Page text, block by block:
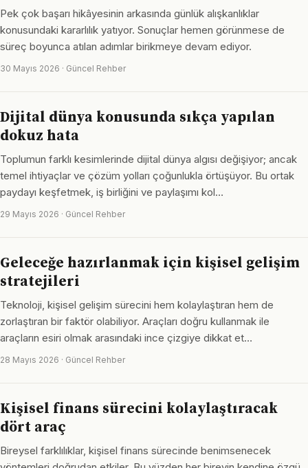
Pek çok başarı hikâyesinin arkasında günlük alışkanlıklar
konusundaki kararlılık yatıyor. Sonuçlar hemen görünmese de
süreç boyunca atılan adımlar birikmeye devam ediyor.
30 Mayıs 2026 · Güncel Rehber
Dijital dünya konusunda sıkça yapılan
dokuz hata
Toplumun farklı kesimlerinde dijital dünya algısı değişiyor; ancak
temel ihtiyaçlar ve çözüm yolları çoğunlukla örtüşüyor. Bu ortak
paydayı keşfetmek, iş birliğini ve paylaşımı kol…
29 Mayıs 2026 · Güncel Rehber
Geleceğe hazırlanmak için kişisel gelişim
stratejileri
Teknoloji, kişisel gelişim sürecini hem kolaylaştıran hem de
zorlaştıran bir faktör olabiliyor. Araçları doğru kullanmak ile
araçların esiri olmak arasındaki ince çizgiye dikkat et…
28 Mayıs 2026 · Güncel Rehber
Kişisel finans sürecini kolaylaştıracak
dört araç
Bireysel farklılıklar, kişisel finans sürecinde benimsenecek